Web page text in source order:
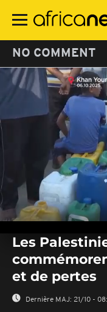
contenu
NO COMMENT
seconds
seconds
Les
et de pertes
Dernière MAJ: 21/10 -